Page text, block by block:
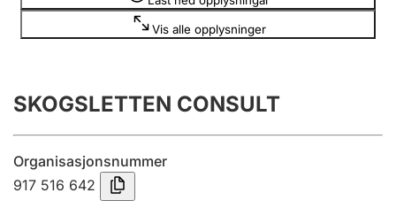
Årsrekneskap
Innsending og forseinkingsgebyr
Tinglysing
Vis alle opplysninger
SKOGSLETTEN CONSULT
Organisasjonsnummer
917 516 642